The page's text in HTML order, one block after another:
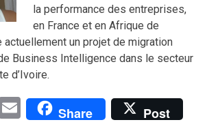
la performance des entreprises,
en France et en Afrique de
actuellement un projet de migration
Business Intelligence dans le secteur
d’Ivoire.
EmailShare Post